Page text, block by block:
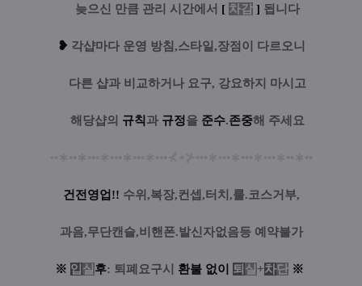
늦으신 만큼 관리 시간에서 [ 차감 ] 됩니다
❥ 각샵마다 운영 방침,스타일,장점이 다르오니
다른 샵과 비교하거나 요구, 강요하지 마시고
해당샵의 규칙 과 규정을 준수.존중해 주세요
건전영업!! 수위,복장,컨셉,터치,룰.코스거부,
과음,무단캔슬,비핸폰.발신자없음등 예약불가
※ 입 실 후: 퇴폐요구시 환불 없이 퇴 실 +차단 ※